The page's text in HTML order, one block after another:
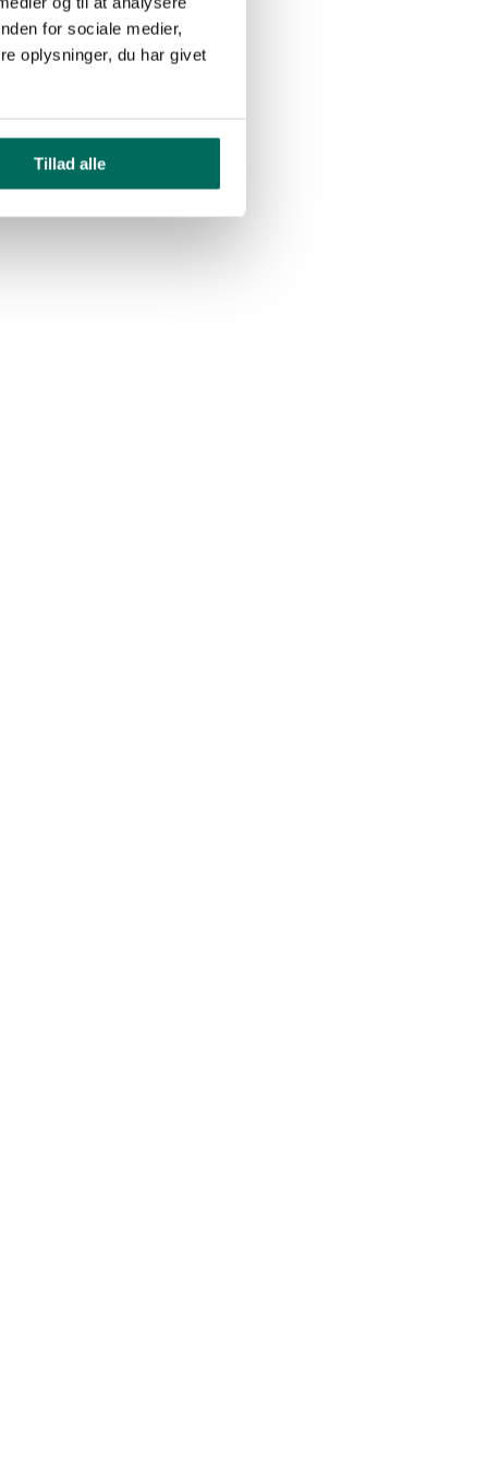
for sociale medier,
oplysninger, du har givet
Tillad alle